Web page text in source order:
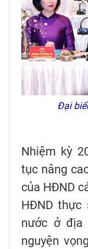
Đại
Nhiệm kỳ
tục nâng
của HĐND
HĐND thực
nước ở địa
nguyện